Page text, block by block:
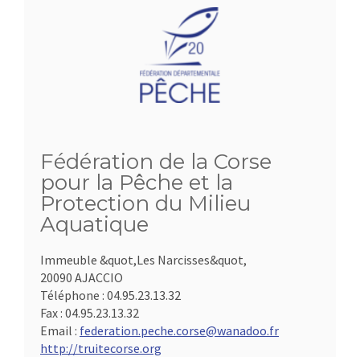
Fédération de la Corse
pour la Pêche et la
Protection du Milieu
Aquatique
Immeuble &quot,Les Narcisses&quot,
20090 AJACCIO
Téléphone : 04.95.23.13.32
Fax : 04.95.23.13.32
Email : federation.peche.corse@wanadoo.fr
http://truitecorse.org